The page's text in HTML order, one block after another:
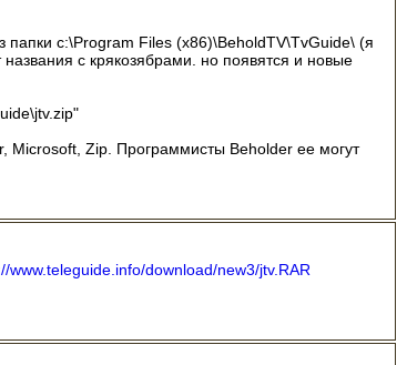
папки c:\Program Files (x86)\BeholdTV\TvGuide\ (я
с крякозябрами. но появятся и новые
Microsoft, Zip. Программисты Beholder ее могут
www.teleguide.info/download/new3/jtv.RAR